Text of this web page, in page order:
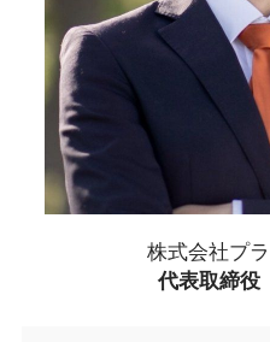
株式会社プ
代表取締